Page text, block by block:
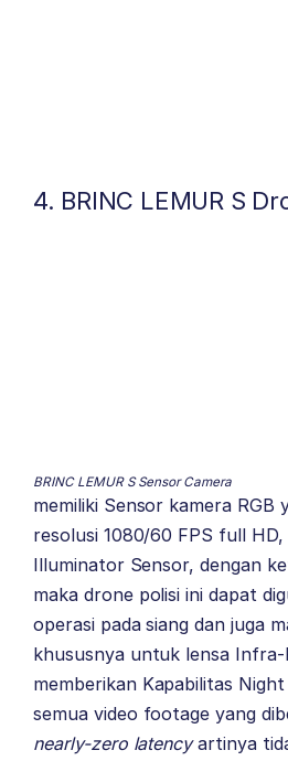
4. BRINC LEMUR S
BRINC LEMUR S Sensor Camera
memiliki Sensor kamera RGB
resolusi 1080/60 FPS full
Illuminator Sensor, dengan
maka drone polisi ini dapat
operasi pada siang dan juga
khususnya untuk lensa Infra-
memberikan Kapabilitas
semua video footage yang
nearly-zero latencyartinya